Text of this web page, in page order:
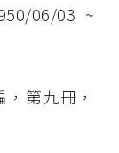
06/03 ~
第九冊，